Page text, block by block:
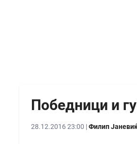
Победници и
28.12.2016 23:00 |Филип